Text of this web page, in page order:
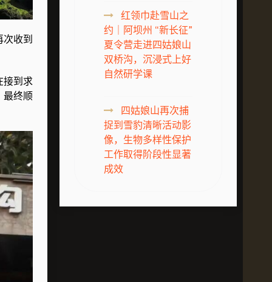
收到
到求
最终顺
红领巾赴雪山之
约｜阿坝州 “新长征”
夏令营走进四姑娘山
双桥沟，沉浸式上好
自然研学课
四姑娘山再次捕
捉到雪豹清晰活动影
像，生物多样性保护
工作取得阶段性显著
成效